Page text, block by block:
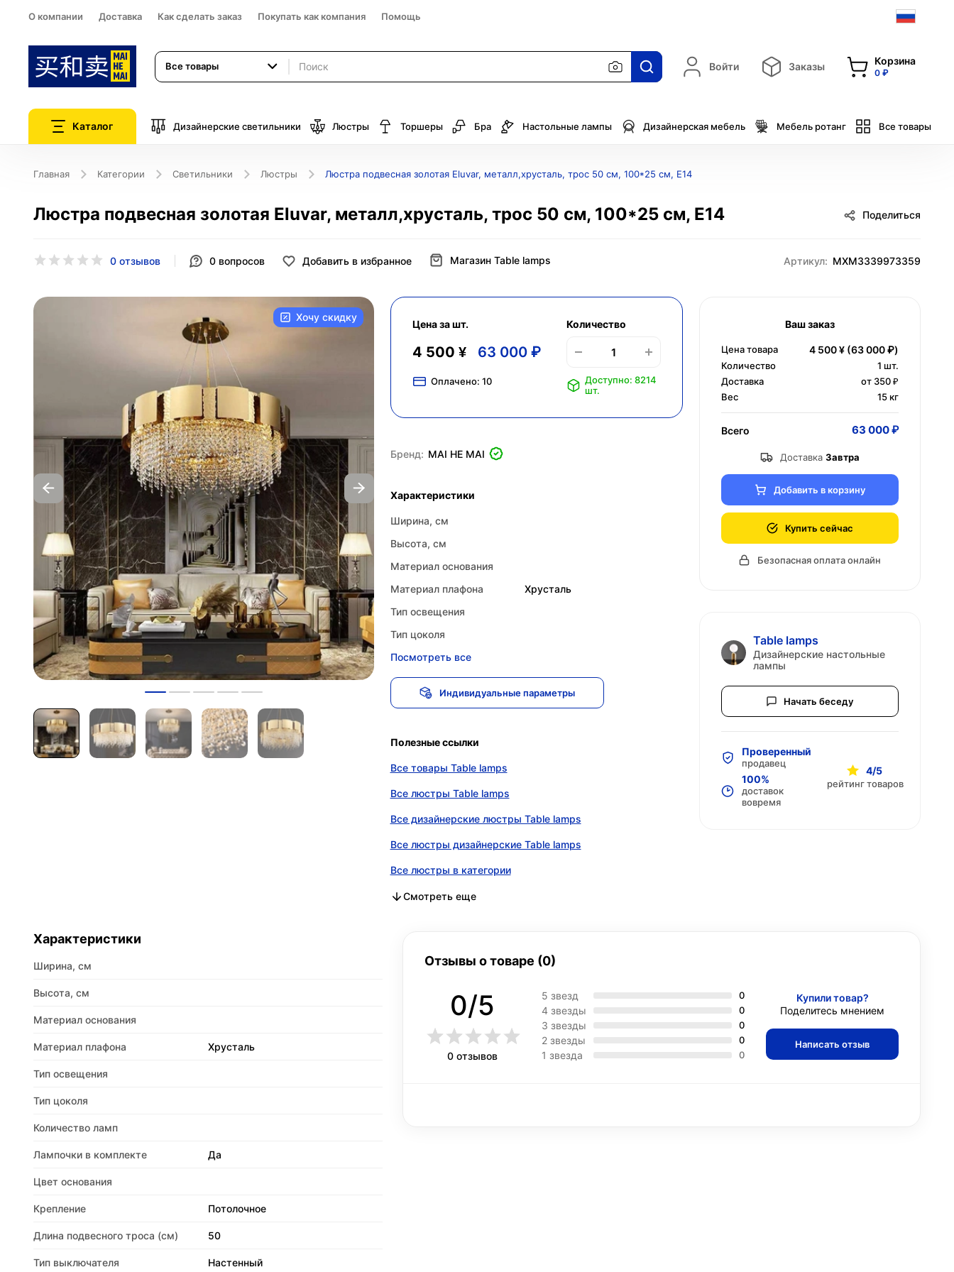
О компании Доставка Как сделать заказ Покупать как компания Помощь
Все товары Войти Заказы Корзина
0 ₽
Каталог Дизайнерские светильники Люстры Торшеры Бра Настольные лампы Дизайнерская мебель Мебель ротанг Все товары
Главная Категории Светильники Люстры Люстра подвесная золотая Eluvar, металл,хрусталь, трос 50 см, 100*25 см, Е14
Люстра подвесная золотая Eluvar, металл,хрусталь, трос 50 см, 100*25 см, Е14
0 отзывов 0 вопросов Добавить в избранное
Поделиться
Магазин Table lamps Артикул: MXM3339973359
Хочу скидку
Цена за шт.
4 500 ¥ 63 000 ₽
Оплачено: 10
Количество
Доступно: 8214
шт.
Бренд: MAI HE MAI
Характеристики
Ширина, см
Высота, см
Материал основания
Материал плафона
Хрусталь
Тип освещения
Тип цоколя
Посмотреть все
Индивидуальные параметры
Полезные ссылки
Все товары Table lamps
Все люстры Table lamps
Все дизайнерские люстры Table lamps
Все люстры дизайнерские Table lamps
Все люстры в категории
Все дизайнерские люстры в категории
Все люстры дизайнерские в категории
Смотреть еще
Ваш заказ
Цена товара 4 500 ¥ (63 000 ₽)
Количество 1 шт.
Доставка
от 350 ₽
Вес
15 кг
Всего 63 000 ₽
Доставка Завтра
Добавить в корзину
Купить сейчас
Безопасная оплата онлайн
Table lamps
Дизайнерские настольные
лампы
Начать беседу
Проверенный
продавец
100%
доставок
вовремя
4/5
рейтинг товаров
Характеристики
Ширина, см
Высота, см
Материал основания
Материал плафона Хрусталь
Тип освещения
Тип цоколя
Количество ламп
Лампочки в комплекте Да
Цвет основания
Крепление Потолочное
Длина подвесного троса (см) 50
Тип выключателя Настенный
Отзывы о товаре (0)
0/5
0 отзывов
5 звезд 0
4 звезды 0
3 звезды 0
2 звезды 0
1 звезда 0
Купили товар?
Поделитесь мнением
Написать отзыв